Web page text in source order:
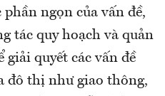
ngọn của vấn đề,
tác quy hoạch và quản
quyết các vấn đề
đô thị như giao thông,